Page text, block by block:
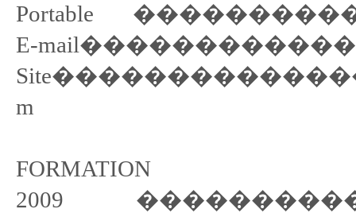
Portable
E-
m
FORMATION
2009